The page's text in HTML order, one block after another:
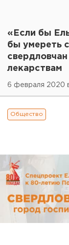
«Если бы
бы умереть
лекарствам
6 февраля 2020
Общество